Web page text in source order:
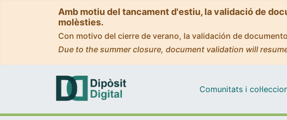
Amb motiu del tancament d'estiu, la validació de
molèsties.
Con motivo del cierre de verano, la validación de
Due to the summer closure, document validation will
Comunitats i